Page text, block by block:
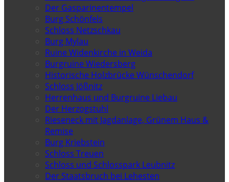
Der Gasparinentempel
Burg Schönfels
Schloss Netzschkau
Burg Mylau
Ruine Widenkirche in Weida
Burgruine Wiedersberg
Historische Holzbrücke Wünschendorf
Schloss Jößnitz
Herrenhaus und Burgruine Liebau
Der Herzogstuhl
Rieseneck mit Jagdanlage, Grünem Haus &
Remise
Burg Kriebstein
Schloss Treuen
Schloss und Schlosspark Leubnitz
Der Staatsbruch bei Lehesten